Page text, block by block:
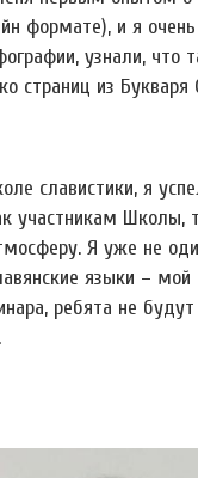
формате), и я
узнали, что
из Букваря
славистики, я
участникам
Я уже не
языки –
ребята не